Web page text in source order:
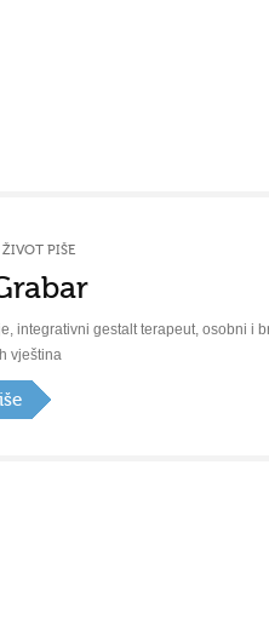
PIŠE
integrativni gestalt terapeut, osobni i
vještina